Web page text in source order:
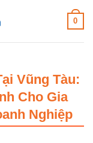
0
Vũng Tàu:
Cho Gia
Nghiệp